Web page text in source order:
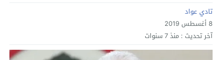
تادي عواد
8 أغسطس 2019
آخر تحديث : منذ 7 سنوات